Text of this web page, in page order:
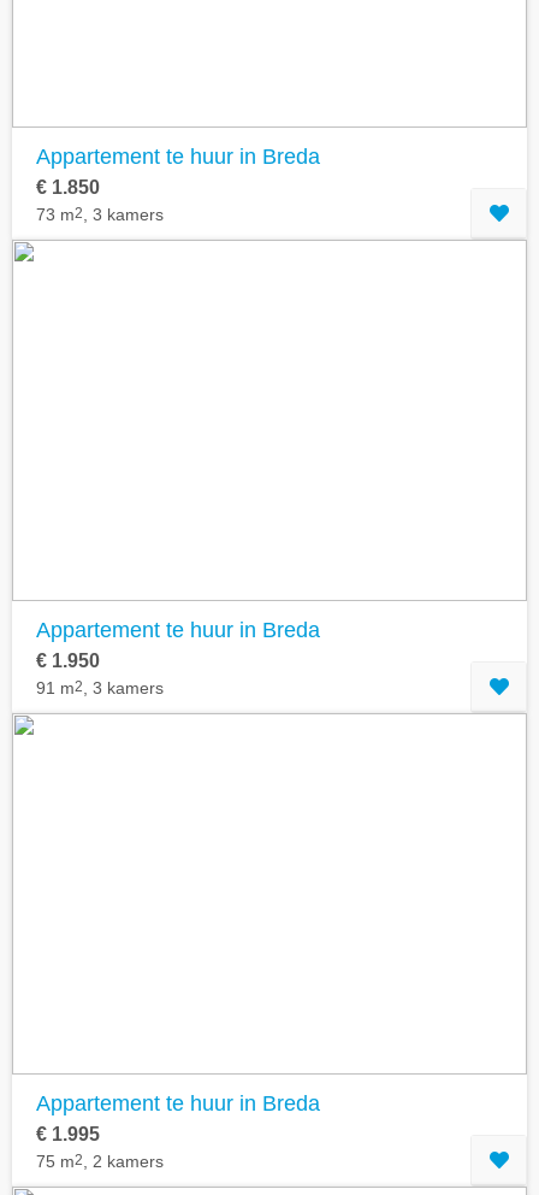
Appartement te huur in Breda
€ 1.850
73 m2 , 3 kamers
Appartement te huur in Breda
€ 1.950
91 m2 , 3 kamers
Appartement te huur in Breda
€ 1.995
75 m2 , 2 kamers